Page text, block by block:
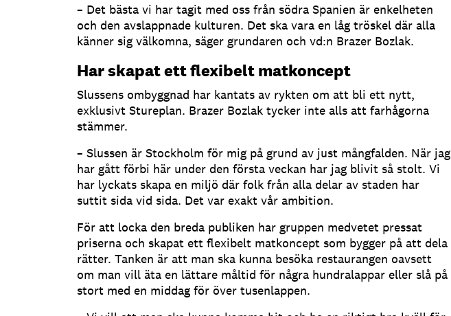
– Det bästa vi har tagit med oss från södra Spanien är enkelheten
och den avslappnade kulturen. Det ska vara en låg tröskel där alla
känner sig välkomna, säger grundaren och vd:n Brazer Bozlak.
Har skapat ett flexibelt matkoncept
Slussens ombyggnad har kantats av rykten om att bli ett nytt,
exklusivt Stureplan. Brazer Bozlak tycker inte alls att farhågorna
stämmer.
– Slussen är Stockholm för mig på grund av just mångfalden. När jag
har gått förbi här under den första veckan har jag blivit så stolt. Vi
har lyckats skapa en miljö där folk från alla delar av staden har
suttit sida vid sida. Det var exakt vår ambition.
För att locka den breda publiken har gruppen medvetet pressat
priserna och skapat ett flexibelt matkoncept som bygger på att dela
rätter. Tanken är att man ska kunna besöka restaurangen oavsett
om man vill äta en lättare måltid för några hundralappar eller slå på
stort med en middag för över tusenlappen.